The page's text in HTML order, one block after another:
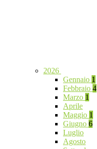
2026
Gennaio 1
Febbraio 4
Marzo 1
Aprile
Maggio 1
Giugno 6
Luglio
Agosto